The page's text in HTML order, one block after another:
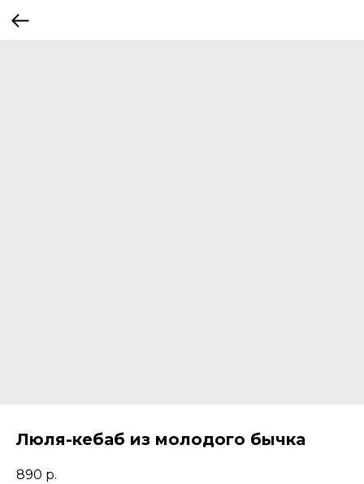
Люля-кебаб из молодого бычка
890 р.